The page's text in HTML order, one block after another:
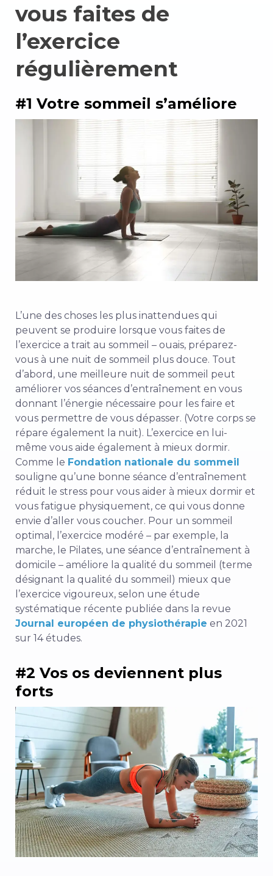
vous faites de
l’exercice
régulièrement
#1 Votre sommeil s’améliore
L’une des choses les plus inattendues qui
peuvent se produire lorsque vous faites de
l’exercice a trait au sommeil – ouais, préparez-
vous à une nuit de sommeil plus douce. Tout
d’abord, une meilleure nuit de sommeil peut
améliorer vos séances d’entraînement en vous
donnant l’énergie nécessaire pour les faire et
vous permettre de vous dépasser. (Votre corps se
répare également la nuit). L’exercice en lui-
même vous aide également à mieux dormir.
Comme le Fondation nationale du sommeil
souligne qu’une bonne séance d’entraînement
réduit le stress pour vous aider à mieux dormir et
vous fatigue physiquement, ce qui vous donne
envie d’aller vous coucher. Pour un sommeil
optimal, l’exercice modéré – par exemple, la
marche, le Pilates, une séance d’entraînement à
domicile – améliore la qualité du sommeil (terme
désignant la qualité du sommeil) mieux que
l’exercice vigoureux, selon une étude
systématique récente publiée dans la revue
Journal européen de physiothérapie en 2021
sur 14 études.
#2 Vos os deviennent plus
forts